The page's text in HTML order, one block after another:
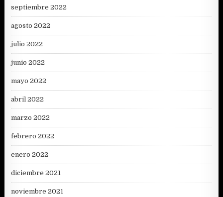
septiembre 2022
agosto 2022
julio 2022
junio 2022
mayo 2022
abril 2022
marzo 2022
febrero 2022
enero 2022
diciembre 2021
noviembre 2021